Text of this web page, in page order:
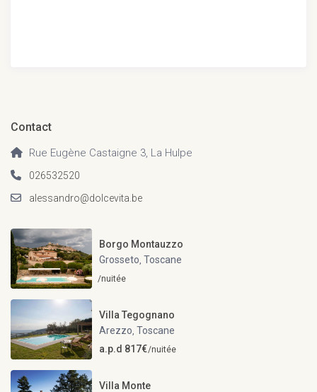
Contact
Rue Eugène Castaigne 3, La Hulpe
026532520
alessandro@dolcevita.be
Borgo Montauzzo
Grosseto ,Toscane
/nuitée
Villa Tegognano
Arezzo ,Toscane
a.p.d 817€/nuitée
Villa Monte